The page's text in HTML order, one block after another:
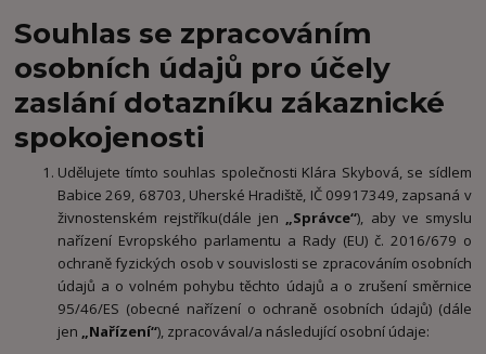
Souhlas se zpracováním
osobních údajů pro účely
zaslání dotazníku zákaznické
spokojenosti
Udělujete tímto souhlas společnosti Klára Skybová, se sídlem
Babice 269, 68703, Uherské Hradiště, IČ 09917349, zapsaná v
živnostenském rejstříku(dále jen „Správce“), aby ve smyslu
nařízení Evropského parlamentu a Rady (EU) č. 2016/679 o
ochraně fyzických osob v souvislosti se zpracováním osobních
údajů a o volném pohybu těchto údajů a o zrušení směrnice
95/46/ES (obecné nařízení o ochraně osobních údajů) (dále
jen „Nařízení“), zpracovával/a následující osobní údaje: